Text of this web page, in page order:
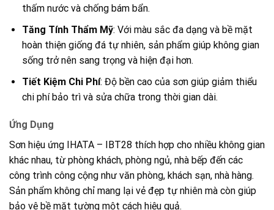
thấm nước và chống bám bẩn.
Tăng Tính Thẩm Mỹ: Với màu sắc đa dạng và bề mặt
hoàn thiện giống đá tự nhiên, sản phẩm giúp không gian
sống trở nên sang trọng và hiện đại hơn.
Tiết Kiệm Chi Phí: Độ bền cao của sơn giúp giảm thiểu
chi phí bảo trì và sửa chữa trong thời gian dài.
Ứng Dụng
Sơn hiệu ứng IHATA – IBT28 thích hợp cho nhiều không gian
khác nhau, từ phòng khách, phòng ngủ, nhà bếp đến các
công trình công cộng như văn phòng, khách sạn, nhà hàng.
Sản phẩm không chỉ mang lại vẻ đẹp tự nhiên mà còn giúp
bảo vệ bề mặt tường một cách hiệu quả.